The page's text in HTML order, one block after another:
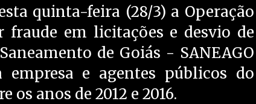
quinta-feira (28/3) a Operação
fraude em licitações e desvio de
de Goiás - SANEAGO
e agentes públicos do
os anos de 2012 e 2016.